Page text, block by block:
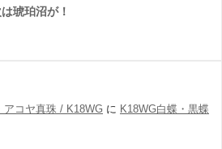
琥珀沼が！
コヤ真珠 / K18WG に K18WG白蝶・黒蝶